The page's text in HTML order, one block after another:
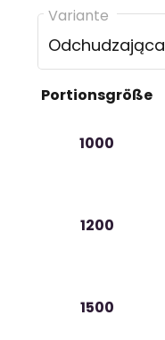
Odchudzająca
Variante
Portionsgröße
1000
1200
1500